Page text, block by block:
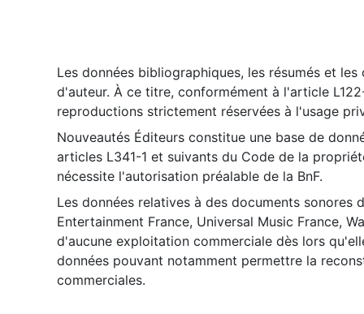
Les données bibliographiques, les résumés et
d'auteur. À ce titre, conformément à l'article
reproductions strictement réservées à l'usage
Nouveautés Éditeurs constitue une base de
articles L341-1 et suivants du Code de la
nécessite l'autorisation préalable de la BnF.
Les données relatives à des documents sonores
Entertainment France, Universal Music France,
d'aucune exploitation commerciale dès lors
données pouvant notamment permettre la
commerciales.